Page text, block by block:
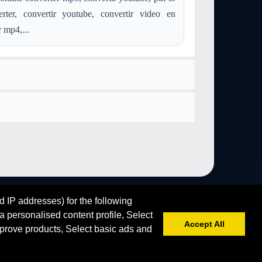
IP addresses) for the following
personalised content profile, Select
products, Select basic ads and
Accept All
Konvertieren aiff in mov Konvertieren postscript in mov
webp in mov Konvertieren image-webp in mov
convertir youtube, convertir video en
mp4,...